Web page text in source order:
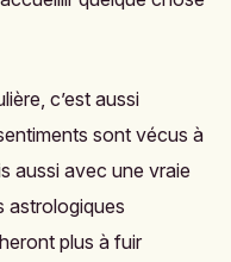
c’est aussi
sont vécus à
aussi avec une vraie
astrologiques
plus à fuir